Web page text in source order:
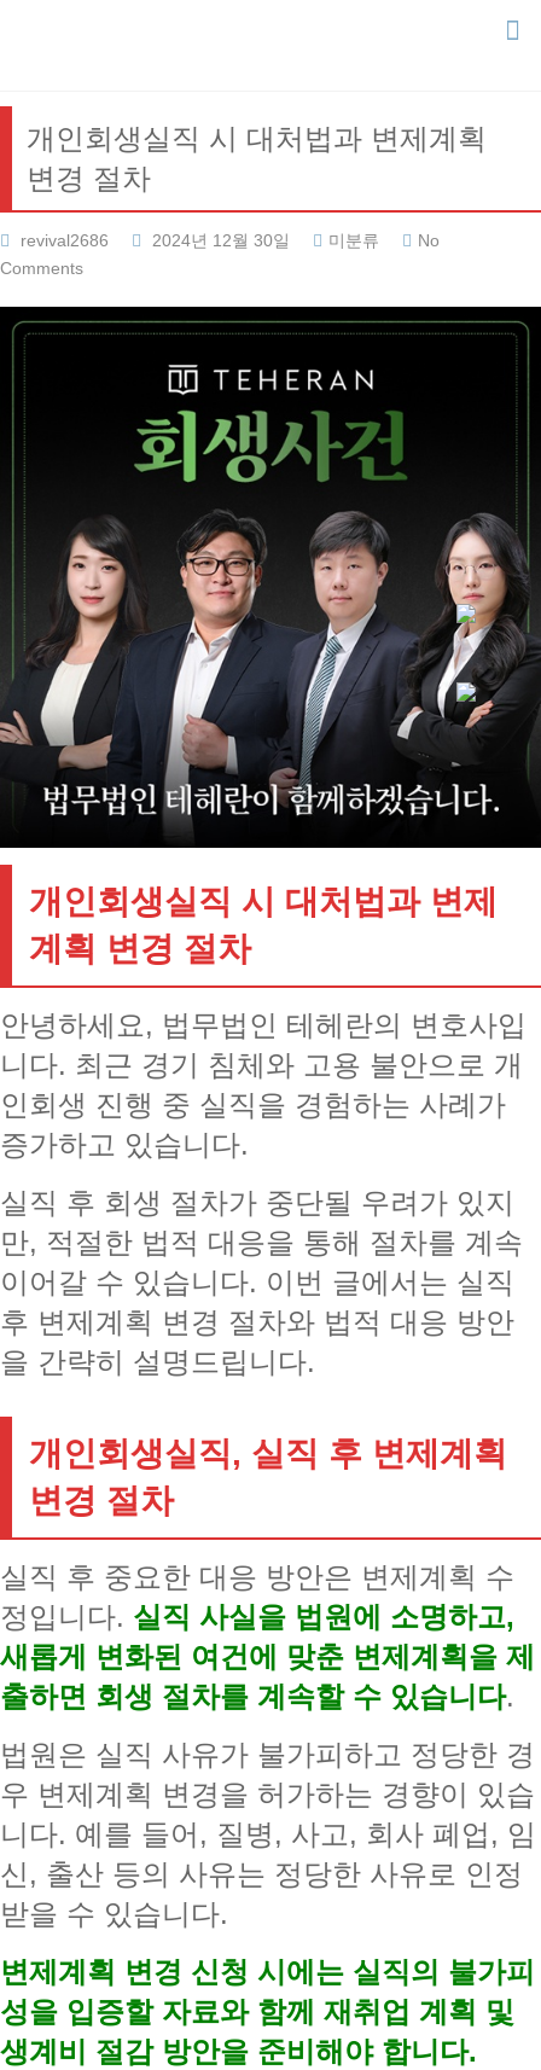
개인회생실직 시 대처법과 변제계획
변경 절차
revival2686 2024년 12월 30일 미분류
No
Comments
개인회생실직 시 대처법과 변제
계획 변경 절차
안녕하세요, 법무법인 테헤란의 변호사입
니다. 최근 경기 침체와 고용 불안으로 개
인회생 진행 중 실직을 경험하는 사례가
증가하고 있습니다.
실직 후 회생 절차가 중단될 우려가 있지
만, 적절한 법적 대응을 통해 절차를 계속
이어갈 수 있습니다. 이번 글에서는 실직
후 변제계획 변경 절차와 법적 대응 방안
을 간략히 설명드립니다.
개인회생실직, 실직 후 변제계획
변경 절차
실직 후 중요한 대응 방안은 변제계획 수
정입니다. 실직 사실을 법원에 소명하고,
새롭게 변화된 여건에 맞춘 변제계획을 제
출하면 회생 절차를 계속할 수 있습니다.
법원은 실직 사유가 불가피하고 정당한 경
우 변제계획 변경을 허가하는 경향이 있습
니다. 예를 들어, 질병, 사고, 회사 폐업, 임
신, 출산 등의 사유는 정당한 사유로 인정
받을 수 있습니다.
변제계획 변경 신청 시에는 실직의 불가피
성을 입증할 자료와 함께 재취업 계획 및
생계비 절감 방안을 준비해야 합니다.